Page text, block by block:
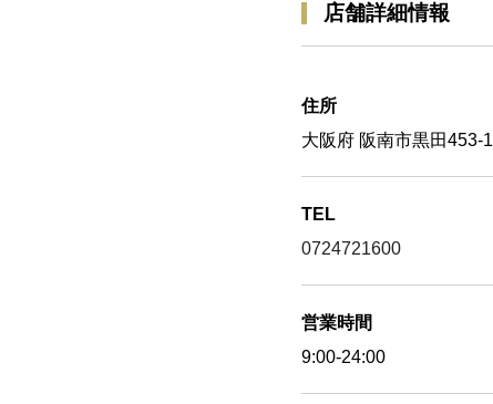
店舗詳細情報
住所
大阪府 阪南市黒田453-1
TEL
0724721600
営業時間
9:00-24:00